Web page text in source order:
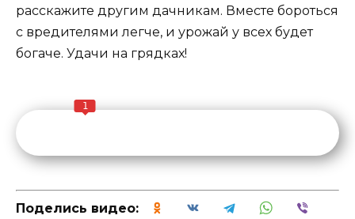
расскажите другим дачникам. Вместе бороться
с вредителями легче, и урожай у всех будет
богаче. Удачи на грядках!
1
Поделись видео: